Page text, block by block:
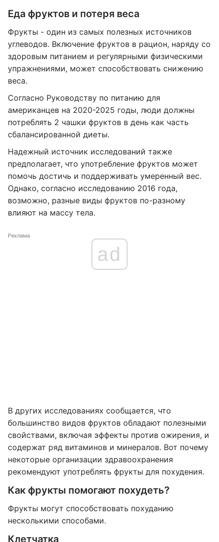
Еда фруктов и потеря веса
Фрукты - один из самых полезных источников
углеводов. Включение фруктов в рацион, наряду со
здоровым питанием и регулярными физическими
упражнениями, может способствовать снижению
веса.
Согласно Руководству по питанию для
американцев на 2020-2025 годы, люди должны
потреблять 2 чашки фруктов в день как часть
сбалансированной диеты.
Надежный источник исследований также
предполагает, что употребление фруктов может
помочь достичь и поддерживать умеренный вес.
Однако, согласно исследованию 2016 года,
возможно, разные виды фруктов по-разному
влияют на массу тела.
Реклама
ad
В других исследованиях сообщается, что
большинство видов фруктов обладают полезными
свойствами, включая эффекты против ожирения, и
содержат ряд витаминов и минералов. Вот почему
некоторые организации здравоохранения
рекомендуют употреблять фрукты для похудения.
Как фрукты помогают похудеть?
Фрукты могут способствовать похуданию
несколькими способами.
Клетчатка